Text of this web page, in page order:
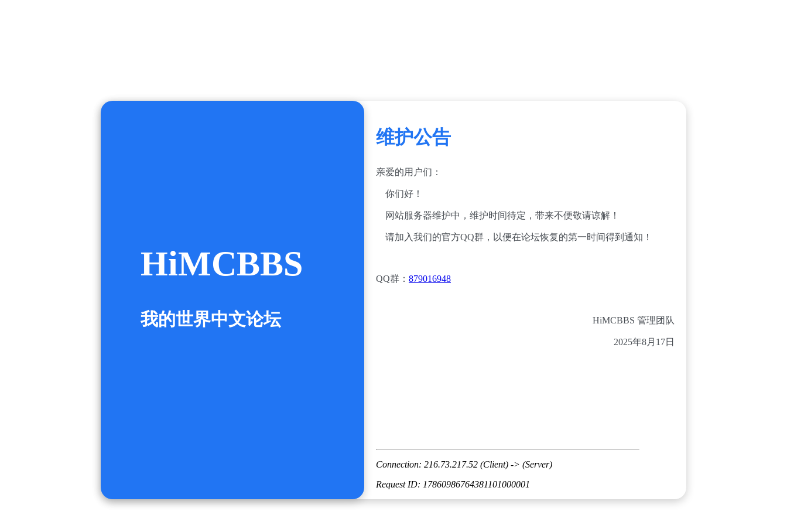
HiMCBBS
我的世界中文论坛
维护公告
亲爱的用户们：
你们好！
网站服务器维护中，维护时间待定，带来不便敬请谅解！
请加入我们的官方QQ群，以便在论坛恢复的第一时间得到通知！
QQ群： 879016948
HiMCBBS 管理团队
2025年8月17日
Connection: 216.73.217.52 (Client) -> (Server)
Request ID: 17860986764381101000001